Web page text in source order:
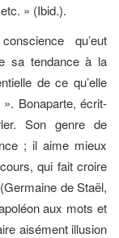
» (Ibid.).
qu’eut
sa tendance à la
de ce qu’elle
Bonaparte, écrit-
Son genre de
; il aime mieux
qui fait croire
de Staël,
aux mots et
aisément illusion